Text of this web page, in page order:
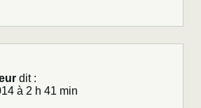
dit :
à 2 h 41 min